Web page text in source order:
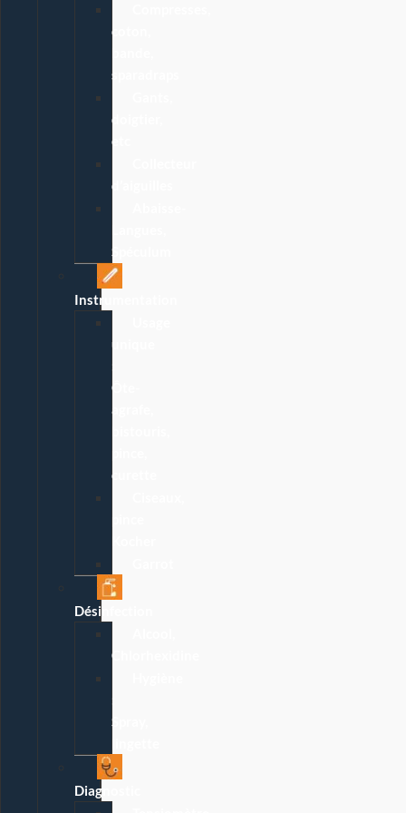
coton,
sparadraps
doigtier,
etc
d’aiguilles
Spéculum
Instrumentation
unique
Ôte-
agrafe,
curette
Désinfection
Chlorhexidine
Spray,
Diagnostic